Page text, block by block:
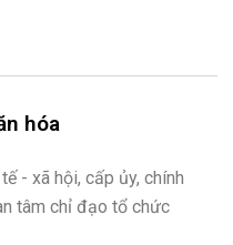
hóa
- xã hội, cấp ủy, chính
tâm chỉ đạo tổ chức